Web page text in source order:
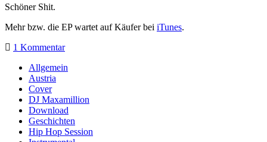
Schöner Shit.
Mehr bzw. die EP wartet auf Käufer bei iTunes.
1 Kommentar
Sidebar
Allgemein
Austria
Cover
DJ Maxamillion
Download
Geschichten
Hip Hop Session